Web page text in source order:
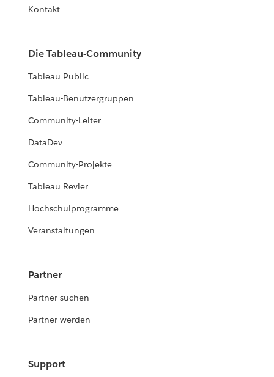
Kontakt
Die Tableau-Community
Tableau Public
Tableau-Benutzergruppen
Community-Leiter
DataDev
Community-Projekte
Tableau Revier
Hochschulprogramme
Veranstaltungen
Partner
Partner suchen
Partner werden
Support